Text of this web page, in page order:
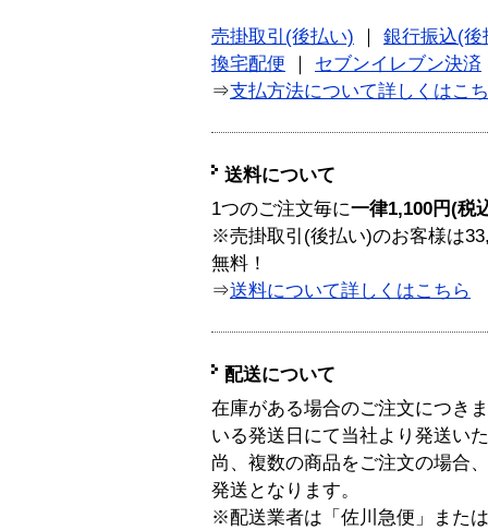
売掛取引(後払い)
銀行振込(後
換宅配便
セブンイレブン決済
⇒支払方法について詳しくはこ
送料について
1つのご注文毎に一律1,100円(税
※売掛取引(後払い)のお客様は
無料！
⇒送料について詳しくはこちら
配送について
在庫がある場合のご注文につき
いる発送日にて当社より発送い
尚、複数の商品をご注文の場合
発送となります。
※配送業者は「佐川急便」また